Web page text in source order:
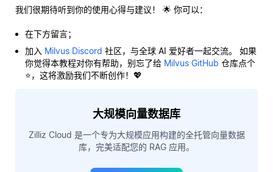
我们很期待听到你的使用心得与建议！ 🌟 你可以：
在下方留言；
加入 Milvus Discord 社区，与全球 AI 爱好者一起交流。 如果
你觉得本教程对你有帮助，别忘了给 Milvus GitHub 仓库点个
⭐，这将激励我们不断创作！💖
大规模向量数据库
Zilliz Cloud 是一个专为大规模应用构建的全托管向量数据
库，完美适配您的 RAG 应用。